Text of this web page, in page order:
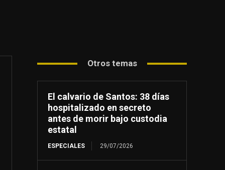
Otros temas
El calvario de Santos: 38 días
hospitalizado en secreto
antes de morir bajo custodia
estatal
ESPECIALES 29/07/2026